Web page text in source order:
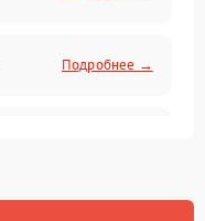
Подробнее →